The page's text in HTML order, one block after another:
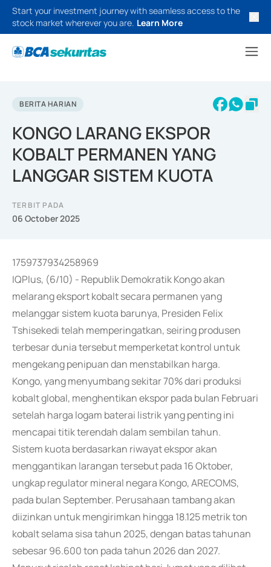
Start your investment journey with seamless access to the
stock market wherever you are. Learn More
BERITA HARIAN
KONGO LARANG EKSPOR
KOBALT PERMANEN YANG
LANGGAR SISTEM KUOTA
TERBIT PADA
06 October 2025
1759737934258969
IQPlus, (6/10) - Republik Demokratik Kongo akan
melarang eksport kobalt secara permanen yang
melanggar sistem kuota barunya, Presiden Felix
Tshisekedi telah memperingatkan, seiring produsen
terbesar dunia tersebut memperketat kontrol untuk
mengekang penipuan dan menstabilkan harga.
Kongo, yang menyumbang sekitar 70% dari produksi
kobalt global, menghentikan ekspor pada bulan Februari
setelah harga logam baterai listrik yang penting ini
mencapai titik terendah dalam sembilan tahun.
Sistem kuota berdasarkan riwayat ekspor akan
menggantikan larangan tersebut pada 16 Oktober,
ungkap regulator mineral negara Kongo, ARECOMS,
pada bulan September. Perusahaan tambang akan
diizinkan untuk mengirimkan hingga 18.125 metrik ton
kobalt selama sisa tahun 2025, dengan batas tahunan
sebesar 96.600 ton pada tahun 2026 dan 2027.